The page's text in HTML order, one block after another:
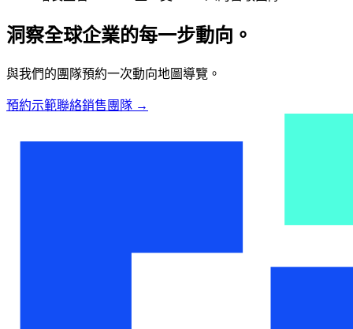
洞察全球企業的每一步動向。
與我們的團隊預約一次動向地圖導覽。
預約示範聯絡銷售團隊 →